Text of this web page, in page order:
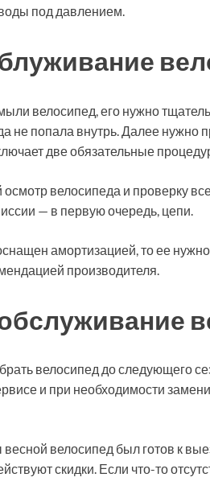
под давлением.
велосипед, его нужно
не попала внутрь. Далее нужно
две обязательные
велосипеда и проверку
— в первую очередь, цепи.
амортизацией, то ее
производителя.
велосипед до следующего
и при необходимости
велосипед был готов к
скидки. Если что-то